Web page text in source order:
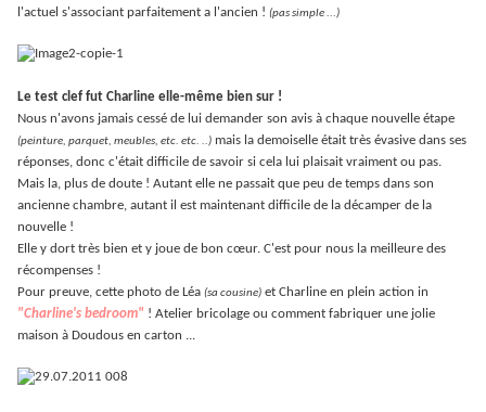
l'actuel s'associant parfaitement a l'ancien ! (pas simple ...)
Le test clef fut Charline elle-même bien sur !
Nous n'avons jamais cessé de lui demander son avis à chaque nouvelle étape
(peinture, parquet, meubles, etc. etc. ..) mais la demoiselle était très évasive dans ses
réponses, donc c'était difficile de savoir si cela lui plaisait vraiment ou pas.
Mais la, plus de doute ! Autant elle ne passait que peu de temps dans son
ancienne chambre, autant il est maintenant difficile de la décamper de la
nouvelle !
Elle y dort très bien et y joue de bon cœur. C'est pour nous la meilleure des
récompenses !
Pour preuve, cette photo de Léa (sa cousine) et Charline en plein action in
"Charline's bedroom" ! Atelier bricolage ou comment fabriquer une jolie
maison à Doudous en carton ...